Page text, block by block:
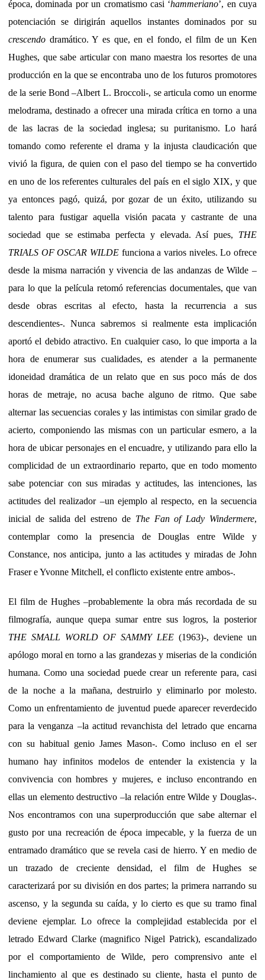
época, dominada por un cromatismo casi ‘hammeriano’, en cuya
potenciación se dirigirán aquellos instantes dominados por su
crescendo dramático. Y es que, en el fondo, el film de un Ken
Hughes, que sabe articular con mano maestra los resortes de una
producción en la que se encontraba uno de los futuros promotores
de la serie Bond –Albert L. Broccoli-, se articula como un enorme
melodrama, destinado a ofrecer una mirada crítica en torno a una
de las lacras de la sociedad inglesa; su puritanismo. Lo hará
tomando como referente el drama y la injusta claudicación que
vivió la figura, de quien con el paso del tiempo se ha convertido
en uno de los referentes culturales del país en el siglo XIX, y que
ya entonces pagó, quizá, por gozar de un éxito, utilizando su
talento para fustigar aquella visión pacata y castrante de una
sociedad que se estimaba perfecta y elevada. Así pues, THE
TRIALS OF OSCAR WILDE funciona a varios niveles. Lo ofrece
desde la misma narración y vivencia de las andanzas de Wilde –
para lo que la película retomó referencias documentales, que van
desde obras escritas al efecto, hasta la recurrencia a sus
descendientes-. Nunca sabremos si realmente esta implicación
aportó el debido atractivo. En cualquier caso, lo que importa a la
hora de enumerar sus cualidades, es atender a la permanente
idoneidad dramática de un relato que en sus poco más de dos
horas de metraje, no acusa bache alguno de ritmo. Que sabe
alternar las secuencias corales y las intimistas con similar grado de
acierto, componiendo las mismas con un particular esmero, a la
hora de ubicar personajes en el encuadre, y utilizando para ello la
complicidad de un extraordinario reparto, que en todo momento
sabe potenciar con sus miradas y actitudes, las intenciones, las
actitudes del realizador –un ejemplo al respecto, en la secuencia
inicial de salida del estreno de The Fan of Lady Windermere,
contemplar como la presencia de Douglas entre Wilde y
Constance, nos anticipa, junto a las actitudes y miradas de John
Fraser e Yvonne Mitchell, el conflicto existente entre ambos-.
El film de Hughes –probablemente la obra más recordada de su
filmografía, aunque quepa sumar entre sus logros, la posterior
THE SMALL WORLD OF SAMMY LEE (1963)-, deviene un
apólogo moral en torno a las grandezas y miserias de la condición
humana. Como una sociedad puede crear un referente para, casi
de la noche a la mañana, destruirlo y eliminarlo por molesto.
Como un enfrentamiento de juventud puede aparecer reverdecido
para la venganza –la actitud revanchista del letrado que encarna
con su habitual genio James Mason-. Como incluso en el ser
humano hay infinitos modelos de entender la existencia y la
convivencia con hombres y mujeres, e incluso encontrando en
ellas un elemento destructivo –la relación entre Wilde y Douglas-.
Nos encontramos con una superproducción que sabe alternar el
gusto por una recreación de época impecable, y la fuerza de un
entramado dramático que se revela casi de hierro. Y en medio de
un trazado de creciente densidad, el film de Hughes se
caracterizará por su división en dos partes; la primera narrando su
ascenso, y la segunda su caída, y lo cierto es que su tramo final
deviene ejemplar. Lo ofrece la complejidad establecida por el
letrado Edward Clarke (magnifico Nigel Patrick), escandalizado
por el comportamiento de Wilde, pero comprensivo ante el
linchamiento al que es destinado su cliente, hasta el punto de